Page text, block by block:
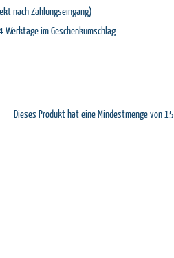
nach Zahlungseingang)
im Geschenkumschlag
Dieses Produkt hat eine Mindestmenge von 15